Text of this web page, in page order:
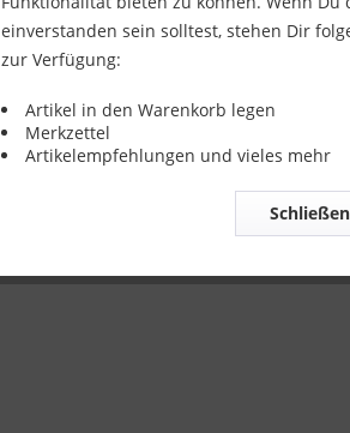
einverstanden sein solltest, stehen Dir
zur Verfügung:
Artikel in den Warenkorb legen
Merkzettel
Artikelempfehlungen und vieles mehr
Schließen